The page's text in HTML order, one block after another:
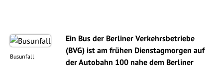
Busunfall
Ein Bus der Berliner Verkehrsbetriebe
(BVG) ist am frühen Dienstagmorgen auf
der Autobahn 100 nahe dem Berliner